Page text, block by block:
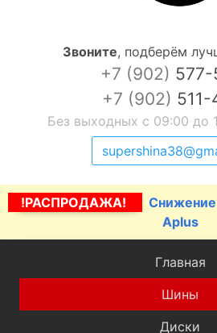
Звоните, подберём
+7 (902)
+7 (902) 511-
Без выходных с 09:00 до
!РАСПРОДАЖА!
Aplus
Главная
Шины
Диски